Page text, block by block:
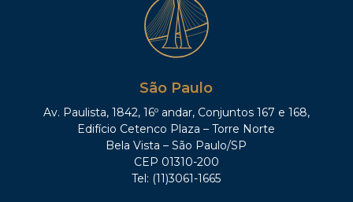
São Paulo
Av. Paulista, 1842, 16º andar, Conjuntos 167 e 168,
Edifício Cetenco Plaza – Torre Norte
Bela Vista – São Paulo/SP
CEP 01310-200
Tel: (11)3061-1665